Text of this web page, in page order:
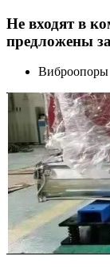
Не входят в
предложены
Виброопоры